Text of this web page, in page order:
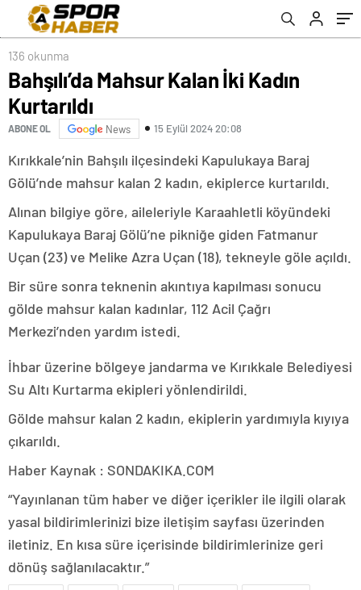
136 okunma
Bahşılı’da Mahsur Kalan İki Kadın
Kurtarıldı
ABONE OL News 15 Eylül 2024 20:08
Kırıkkale’nin Bahşılı ilçesindeki Kapulukaya Baraj
Gölü’nde mahsur kalan 2 kadın, ekiplerce kurtarıldı.
Alınan bilgiye göre, aileleriyle Karaahletli köyündeki
Kapulukaya Baraj Gölü’ne pikniğe giden Fatmanur
Uçan (23) ve Melike Azra Uçan (18), tekneyle göle açıldı.
Bir süre sonra teknenin akıntıya kapılması sonucu
gölde mahsur kalan kadınlar, 112 Acil Çağrı
Merkezi’nden yardım istedi.
İhbar üzerine bölgeye jandarma ve Kırıkkale Belediyesi
Su Altı Kurtarma ekipleri yönlendirildi.
Gölde mahsur kalan 2 kadın, ekiplerin yardımıyla kıyıya
çıkarıldı.
Haber Kaynak : SONDAKIKA.COM
“Yayınlanan tüm haber ve diğer içerikler ile ilgili olarak
yasal bildirimlerinizi bize iletişim sayfası üzerinden
iletiniz. En kısa süre içerisinde bildirimlerinize geri
dönüş sağlanılacaktır.”